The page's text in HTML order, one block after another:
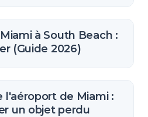
à South Beach :
(Guide 2026)
l'aéroport de Miami :
un objet perdu